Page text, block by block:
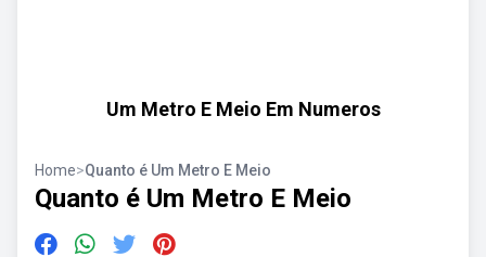
Um Metro E Meio Em Numeros
Home>Quanto é Um Metro E Meio
Quanto é Um Metro E Meio